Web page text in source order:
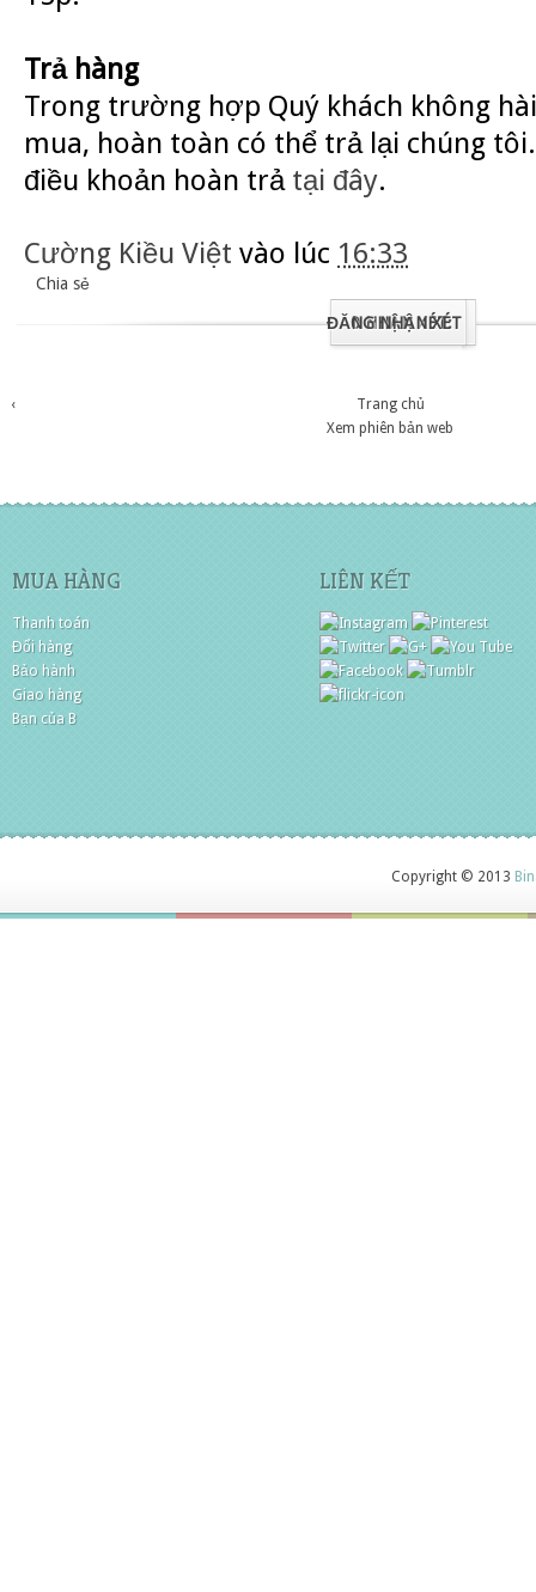
Trả hàng
Trong trường hợp Quý khách không
mua, hoàn toàn có thể trả lại chúng
điều khoản hoàn trả tại đây.
Cường Kiều Việt vào lúc 16:33
Chia sẻ
0 NHẬN XÉT:
ĐĂNG NHẬN XÉT
‹
Trang chủ
Xem phiên bản web
MUA HÀNG
Thanh toán
Đổi hàng
Bảo hành
Giao hàng
Bạn của B
LIÊN KẾT
Copyright © 2013